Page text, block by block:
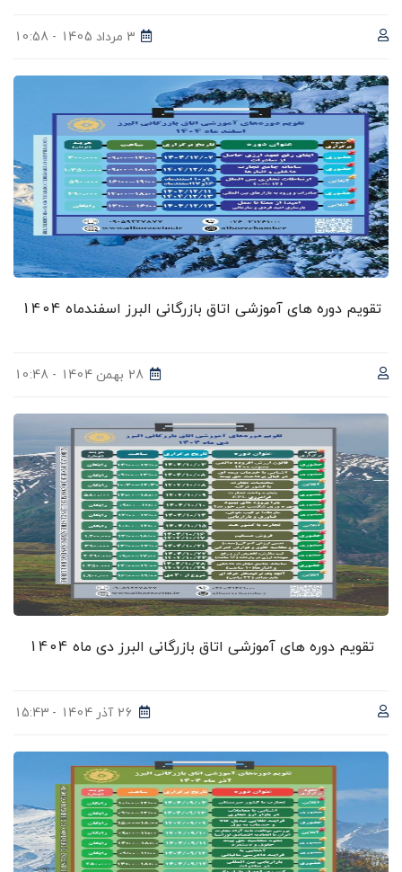
3 مرداد 1405 - 10:58
تقویم دوره های آموزشی اتاق بازرگانی البرز اسفندماه 1404
28 بهمن 1404 - 10:48
تقویم دوره های آموزشی اتاق بازرگانی البرز دی ماه 1404
26 آذر 1404 - 15:43